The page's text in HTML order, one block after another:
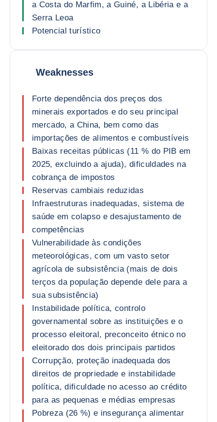
a Costa do Marfim, a Guiné, a Libéria e a
Serra Leoa
Potencial turístico
Weaknesses
Forte dependência dos preços dos
minerais exportados e do seu principal
mercado, a China, bem como das
importações de alimentos e combustíveis
Baixas receitas públicas (11 % do PIB em
2025, excluindo a ajuda), dificuldades na
cobrança de impostos
Reservas cambiais reduzidas
Infraestruturas inadequadas, sistema de
saúde em colapso e desajustamento de
competências
Vulnerabilidade às condições
meteorológicas, com um vasto setor
agrícola de subsistência (mais de dois
terços da população depende dele para a
sua subsistência)
Instabilidade política, controlo
governamental sobre as instituições e o
processo eleitoral, preconceito étnico no
eleitorado dos dois principais partidos
Corrupção, proteção inadequada dos
direitos de propriedade e instabilidade
política, dificuldade no acesso ao crédito
para as pequenas e médias empresas
Pobreza (26 %) e insegurança alimentar